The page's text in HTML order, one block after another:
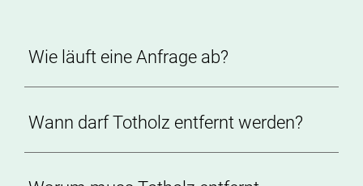
Wie läuft eine Anfrage ab?
Wann darf Totholz entfernt werden?